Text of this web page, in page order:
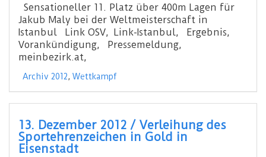
Sensationeller 11. Platz über 400m Lagen für
Jakub Maly bei der Weltmeisterschaft in
Istanbul Link OSV, Link-Istanbul, Ergebnis,
Vorankündigung, Pressemeldung,
meinbezirk.at,
Archiv 2012, Wettkampf
13. Dezember 2012 / Verleihung des
Sportehrenzeichen in Gold in
Eisenstadt